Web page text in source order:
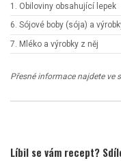
1. Obiloviny obsahující lepek
6. Sójové boby (sója) a
7. Mléko a výrobky z něj
Přesné informace najdete ve
Líbil se vám recept?